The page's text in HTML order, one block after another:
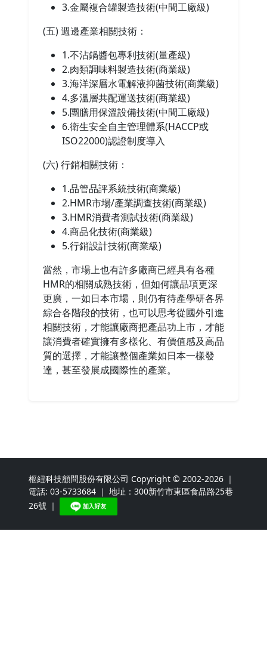
3.金屬複合罐製造技術(中間工廠級)
(五) 週邊產業相關技術：
1.不沾鍋醬包專利技術(量產級)
2.肉類調味料製造技術(商業級)
3.海洋深層水電解液抑菌技術(商業級)
4.多溫層共配運送技術(商業級)
5.團膳用保溫設備技術(中間工廠級)
6.衛生安全自主管理體系(HACCP或
ISO22000)認證制度導入
(六) 行銷相關技術：
1.品管品評系統技術(商業級)
2.HMR市場/產業調查技術(商業級)
3.HMR消費者測試技術(商業級)
4.商品化技術(商業級)
5.行銷設計技術(商業級)
當然，市場上也有許多廠商已經具有各種
HMR的相關成熟技術，但如何讓品項更深
更廣，一如日本市場，則仍有待產學研各界
綜合各階段的技術，也可以思考從國外引進
相關技術，才能讓廠商把產品功上市，才能
讓消費者確實擁有多樣化、有價值感及高品
質的選擇，才能讓整個產業如日本一樣發
達，甚至發展成國際性的產業。
樞紐科技顧問股份有限公司 Copyright © 2002-2026 ｜
電話: 03-5733684 ｜ 地址：300新竹市東區食品路25巷
26號 ｜